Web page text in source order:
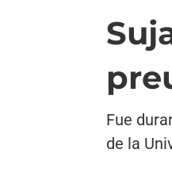
Fue
de la